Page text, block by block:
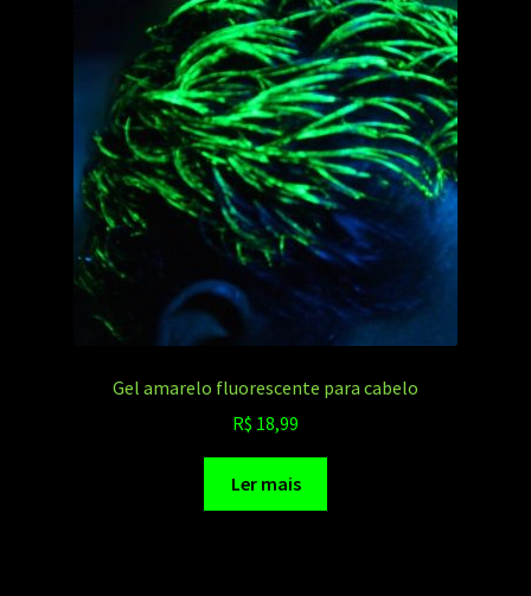
Gel amarelo fluorescente para cabelo
R$ 18,99
Ler mais